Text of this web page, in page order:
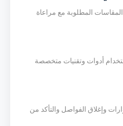
المطلوبة مع مراعاة
أدوات وتقنيات متخصصة
وإغلاق الفواصل والتأكد من